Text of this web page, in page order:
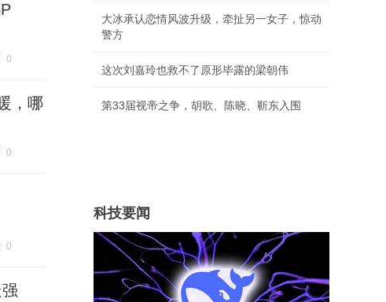
0
，哪
0
0
大冰承认恋情风波升级，牵扯另一女子，惊动
警方
这次刘嘉玲也救不了原形毕露的梁朝伟
第33届视帝之争，胡歌、陈晓、靳东入围
科技要闻